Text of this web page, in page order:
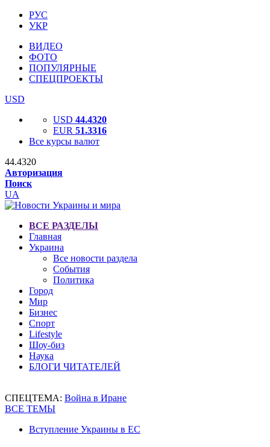
РУС
УКР
ВИДЕО
ФОТО
ПОПУЛЯРНЫЕ
СПЕЦПРОЕКТЫ
USD
USD 44.4320
EUR 51.3316
Все курсы валют
44.4320
Авторизация
Поиск
UA
ВСЕ РАЗДЕЛЫ
Главная
Украина
Все новости раздела
События
Политика
Город
Мир
Бизнес
Спорт
Lifestyle
Шоу-биз
Наука
БЛОГИ ЧИТАТЕЛЕЙ
СПЕЦТЕМА: Война в Иране
ВСЕ ТЕМЫ
Вступление Украины в ЕС